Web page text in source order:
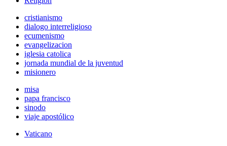
cristianismo
dialogo interreligioso
ecumenismo
evangelizacion
iglesia catolica
jornada mundial de la juventud
misionero
misa
papa francisco
sinodo
viaje apostólico
Vaticano